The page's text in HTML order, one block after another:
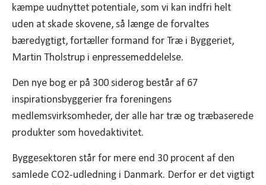
kæmpe uudnyttet potentiale, som vi kan indfri helt
uden at skade skovene, så længe de forvaltes
bæredygtigt, fortæller formand for Træ i Byggeriet,
Martin Tholstrup i enpressemeddelelse.
Den nye bog er på 300 siderog består af 67
inspirationsbyggerier fra foreningens
medlemsvirksomheder, der alle har træ og træbaserede
produkter som hovedaktivitet.
Byggesektoren står for mere end 30 procent af den
samlede CO2-udledning i Danmark. Derfor er det vigtigt